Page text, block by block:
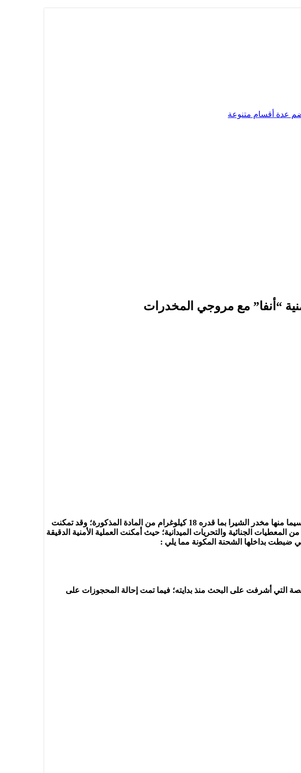
“أنفا” مع مروجي المخدرات
عملت فرقة الشرطة القضائية بمنطقة أمن البيضاء/ آنفا؛ على إحباط محاولة تزويد مروجي المخدرات ولاسيما منها مخدر الشيرا بما قدره 18 كيلوغرام من المادة المذكورة؛ وقد تمكنت
الجنائية والتحريات الميدانية؛ حيث أمكنت العملية الأمنية الدقيقة
التي أشرفت على البحث منذ بدايته؛ فيما تمت إحالة المحجوزات على